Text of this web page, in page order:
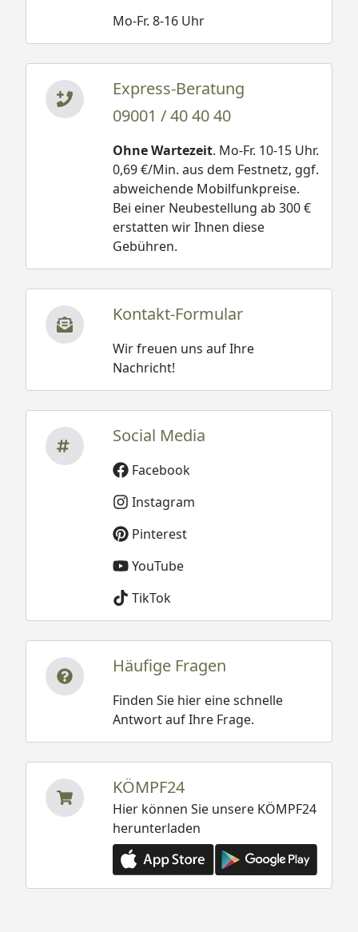
Mo-Fr. 8-16 Uhr
Express-Beratung
09001 / 40 40 40
Ohne Wartezeit. Mo-Fr. 10-15 Uhr.
0,69 €/Min. aus dem Festnetz, ggf.
abweichende Mobilfunkpreise.
Bei einer Neubestellung ab 300 €
erstatten wir Ihnen diese
Gebühren.
Kontakt-Formular
Wir freuen uns auf Ihre
Nachricht!
Social Media
Facebook
Instagram
Pinterest
YouTube
TikTok
Häufige Fragen
Finden Sie hier eine schnelle
Antwort auf Ihre Frage.
KÖMPF24
Hier können Sie unsere KÖMPF24
herunterladen